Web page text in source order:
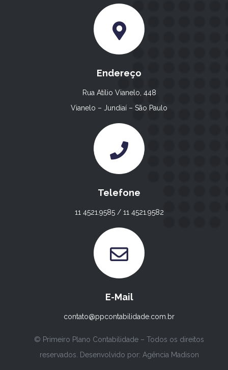
Endereço
Rua Atílio Vianelo, 448
Vianelo – Jundiaí – São Paulo
Telefone
11 4521.9585 / 11 4521.9582
E-Mail
contato@ppcontabilidade.com.br
© Primeiro Plano Contabilidade – Todos os direitos
reservados. Desenvolvido por: Agência Madison